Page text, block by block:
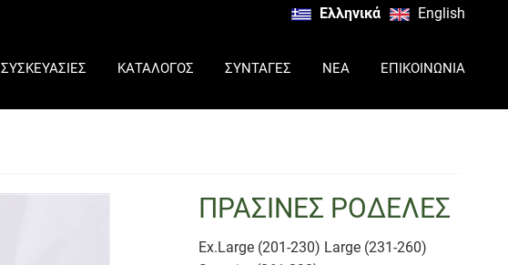
Ελληνικά English
ΣΥΣΚΕΥΑΣΙΕΣ ΚΑΤΑΛΟΓΟΣ ΣΥΝΤΑΓΕΣ ΝΕΑ ΕΠΙΚΟΙΝΩΝΙΑ
ΠΡΑΣΙΝΕΣ ΡΟΔΕΛΕΣ
Ex.Large (201-230) Large (231-260)